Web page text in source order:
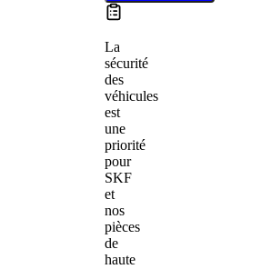
La
sécurité
des
véhicules
est
une
priorité
pour
SKF
et
nos
pièces
de
haute